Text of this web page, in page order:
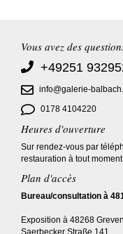
Vous avez des
+49251
info@galerie-
0178 4104220
Heures d'ouverture
Sur rendez-vous par
restauration à tout moment.
Plan d'accès
Bureau/consultation à
Exposition à 48268 Greven
Saerbecker Straße 141